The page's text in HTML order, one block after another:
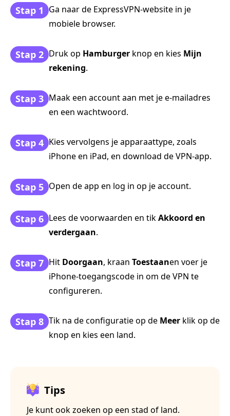
Stap 1 Ga naar de ExpressVPN-website in je
mobiele browser.
Stap 2 Druk op Hamburger knop en kies Mijn
rekening.
Stap 3 Maak een account aan met je e-mailadres
en een wachtwoord.
Stap 4 Kies vervolgens je apparaattype, zoals
iPhone en iPad, en download de VPN-app.
Stap 5 Open de app en log in op je account.
Stap 6 Lees de voorwaarden en tikAkkoord en
verdergaan.
Stap 7 Hit Doorgaan, kraan Toestaanen voer je
iPhone-toegangscode in om de VPN te
configureren.
Stap 8 Tik na de configuratie op de Meer klik op de
knop en kies een land.
Tips
Je kunt ook zoeken op een stad of land.